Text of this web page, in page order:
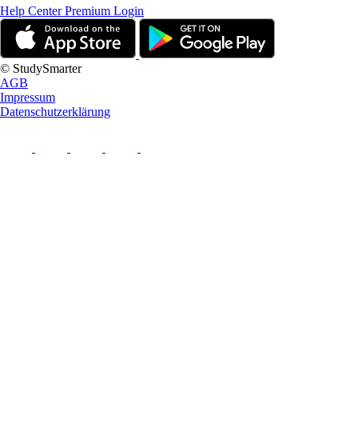
Help CenterPremium Login
© StudySmarter
AGB
Impressum
Datenschutzerklärung